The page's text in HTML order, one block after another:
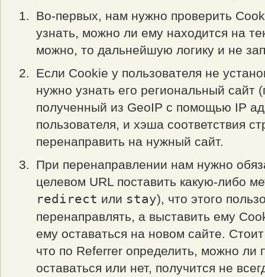
Во-первых, нам нужно проверить
узнать, можно ли ему находится на
можно, то дальнейшую логику и не
Если Cookie у пользователя не
нужно узнать его региональный сайт
полученный из GeoIP с помощью IP
пользователя, и хэша соответствия
перенаправить на нужный сайт.
При перенаправлении нам нужно
целевом URL поставить какую-либо
redirect или stay), что этого
перенаправлять, а выставить ему
ему оставаться на новом сайте.
что по Referrer определить, можно ли
оставаться или нет, получится не